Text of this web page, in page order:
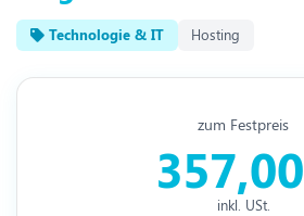
Technologie & IT Hosting
zum Festpreis
357,00
inkl. USt.